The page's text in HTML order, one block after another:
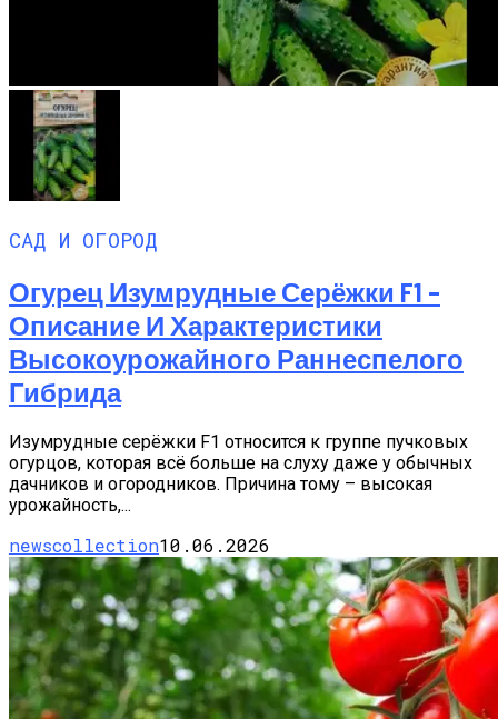
САД И ОГОРОД
Огурец Изумрудные Серёжки F1 –
Описание И Характеристики
Высокоурожайного Раннеспелого
Гибрида
Изумрудные серёжки F1 относится к группе пучковых
огурцов, которая всё больше на слуху даже у обычных
дачников и огородников. Причина тому – высокая
урожайность,...
newscollection10.06.2026